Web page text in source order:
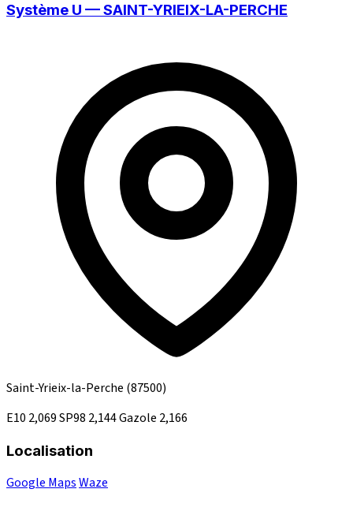
Système U — SAINT-YRIEIX-LA-PERCHE
Saint-Yrieix-la-Perche (87500)
E10 2,069SP98 2,144Gazole 2,166
Localisation
Google MapsWaze